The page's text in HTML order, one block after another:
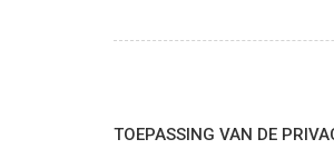
TOEPASSING VAN DE